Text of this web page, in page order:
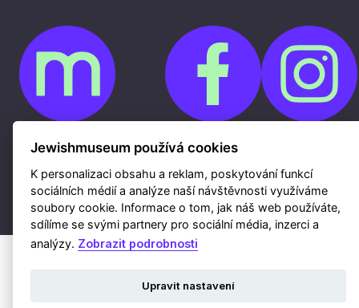
Cookies
Whistleblowing
Kontakty
Mapa webu
Webdesign a hosting Nux s.r.o. | RSS
Jewishmuseum používá cookies
K personalizaci obsahu a reklam, poskytování funkcí
sociálních médií a analýze naší návštěvnosti využíváme
soubory cookie. Informace o tom, jak náš web používáte,
sdílíme se svými partnery pro sociální média, inzerci a
analýzy. Zobrazit podrobnosti
Upravit nastavení